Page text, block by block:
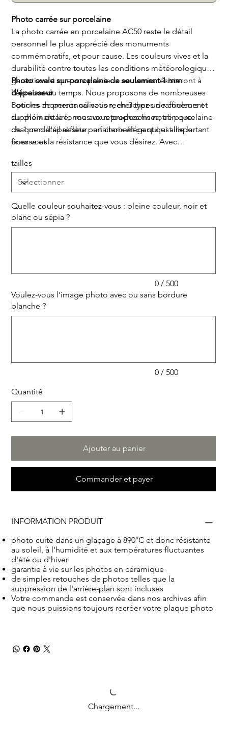
Photo carrée sur porcelaine
La photo carrée en porcelaine AC50 reste le détail
personnel le plus apprécié des monuments
commémoratifs, et pour cause. Les couleurs vives et la
durabilité contre toutes les conditions météorologiques
garantissent que vos précieux souvenirs résisteront à
l'épreuve du temps. Nous proposons de nombreuses
options de personnalisation, en 3 types de couleurs et
du choix de la forme aux retouches fines, afin que
chaque détail reflète parfaitement ce qui est important
pour vous.
Photo ovale sur porcelaine de seulement 1 mm
d'épaisseur
Pour les moments où vous recherchez un raffinement
supplémentaire, nous vous proposons notre porcelaine
de 1 mm d'épaisseur : un choix élégant qui allie la
finesse et la résistance que vous désirez. Avec
la durabilité éprouvées de la porcelaine standard, un
peu démodée et plus épaisse, que vous voyez chez vos
collègues, tout en ajoutant une élégance subtile à
l'hommage rendu à votre proche. Grâce à sa faible
épaisseur, il peut également être utilisé sur des
monuments en verre.
tailles
Quelle couleur souhaitez-vous : pleine couleur, noir et
blanc ou sépia ?
0 / 500
Voulez-vous l’image photo avec ou sans bordure
blanche ?
0 / 500
Quantité
Ajouter au panier
Commander et payer
INFORMATION PRODUIT
photo cuite dans un glaçage à 890°C et donc résistante
au soleil, à l'humidité et aux températures fluctuantes
d'été ou d'hiver
garantie à vie sur les photos en céramique
de simples retouches de photos telles que la
suppression de l'arrière-plan sont incluses
Votre commande est conservée dans nos archives afin
que nous puissions toujours recréer votre plaque photo
Chargement...